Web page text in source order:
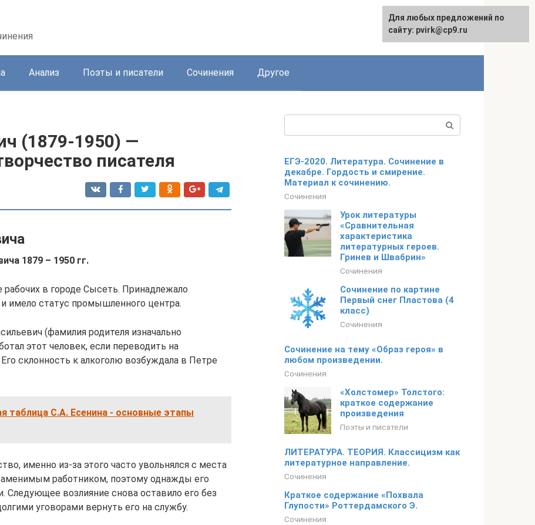
English
Анализ Поэты и писатели Сочинения Другое
(1879-1950) —
писателя
1879 – 1950 гг.
рабочих в городе Сысеть. Принадлежало
имело статус промышленного центра.
(фамилия родителя изначально
этот человек, если переводить на
склонность к алкоголю возбуждала в Петре
таблица С.А. Есенина - основные этапы
именно из-за этого часто увольнялся с места
работником, поэтому однажды его
Следующее возлияние снова оставило его без
уговорами вернуть его на службу.
ЕГЭ-2020. Литература. Сочинение в
декабре. Гордость и смирение.
Материал к сочинению.
Сочинения
Урок литературы
«Сравнительная
характеристика
литературных героев.
Гринев и Швабрин»
Сочинения
Сочинение по картине
Первый снег Пластова (4
класс)
Сочинения
Сочинение на тему «Образ героя» в
любом произведении.
Сочинения
«Холстомер» Толстого:
краткое содержание
произведения
Поэты и писатели
ЛИТЕРАТУРА. ТЕОРИЯ. Классицизм как
литературное направление.
Сочинения
Краткое содержание «Похвала
Глупости» Роттердамского Э.
Сочинения
Для любых предложений по
сайту: pvirk@cp9.ru